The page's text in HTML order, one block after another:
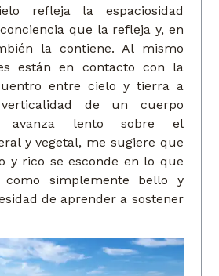
refleja la espaciosidad
que la refleja y, en
la contiene. Al mismo
están en contacto con la
entre cielo y tierra a
de un cuerpo
avanza lento sobre el
y vegetal, me sugiere que
y rico se esconde en lo que
simplemente bello y
de aprender a sostener